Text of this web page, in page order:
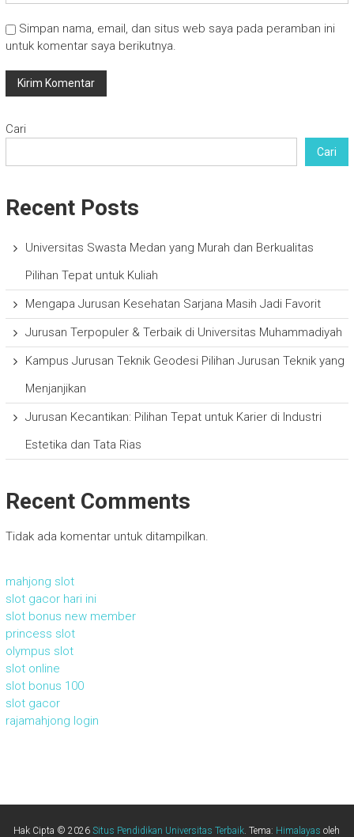
Simpan nama, email, dan situs web saya pada peramban ini
untuk komentar saya berikutnya.
Cari
Cari
Recent Posts
Universitas Swasta Medan yang Murah dan Berkualitas
Pilihan Tepat untuk Kuliah
Mengapa Jurusan Kesehatan Sarjana Masih Jadi Favorit
Jurusan Terpopuler & Terbaik di Universitas Muhammadiyah
Kampus Jurusan Teknik Geodesi Pilihan Jurusan Teknik yang
Menjanjikan
Jurusan Kecantikan: Pilihan Tepat untuk Karier di Industri
Estetika dan Tata Rias
Recent Comments
Tidak ada komentar untuk ditampilkan.
mahjong slot
slot gacor hari ini
slot bonus new member
princess slot
olympus slot
slot online
slot bonus 100
slot gacor
rajamahjong login
Hak Cipta © 2026Situs Pendidikan Universitas Terbaik. Tema: Himalayas oleh